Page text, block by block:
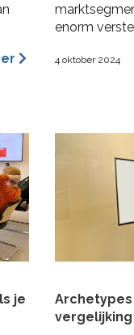
enorm
in 3
4 oktober 2024
je
Archetypes
vergelijking